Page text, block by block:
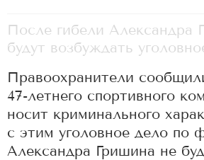
После гибели Александра
будут возбуждать
Правоохранители
47-летнего спортивного
носит криминального
с этим уголовное дело по
Александра Гришина не